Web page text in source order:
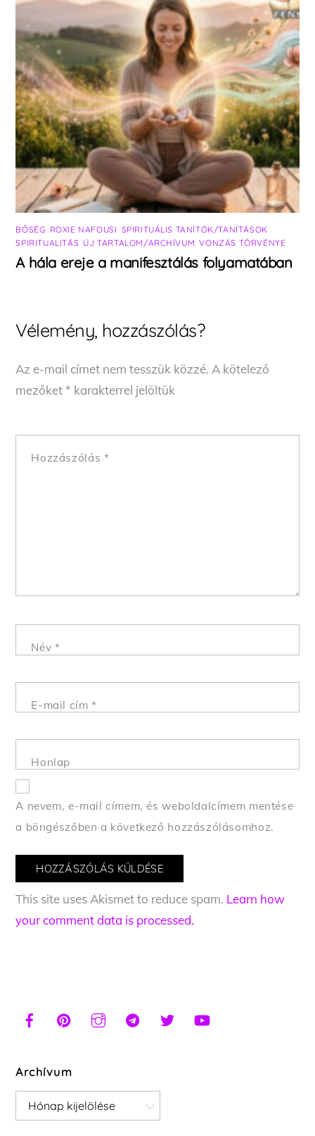
BŐSÉG ROXIE NAFOUSI SPIRITUÁLIS TANÍTÓK/TANÍTÁSOK
SPIRITUALITÁS ÚJ TARTALOM/ARCHÍVUM ,VONZÁS TÖRVÉNYE
A hála ereje a manifesztálás folyamatában
Vélemény, hozzászólás?
Az e-mail címet nem tesszük közzé. A kötelező
mezőket* karakterrel jelöltük
Hozzászólás *
Név *
E-mail cím*
Honlap
A nevem, e-mail címem, és weboldalcímem mentése
a böngészőben a következő hozzászólásomhoz.
This site uses Akismet to reduce spam. Learn how
your comment data is processed.
Archívum
Archívum